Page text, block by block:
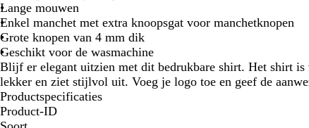
Lange mouwen
Enkel manchet met extra knoopsgat voor manchetknopen
Grote knopen van 4 mm dik
Geschikt voor de wasmachine
Blijf er elegant uitzien met dit bedrukbare shirt. Het shirt is
lekker en ziet stijlvol uit. Voeg je logo toe en geef de
Productspecificaties
Product-ID